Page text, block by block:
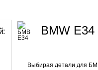
BMW E34
Выбирая детали для